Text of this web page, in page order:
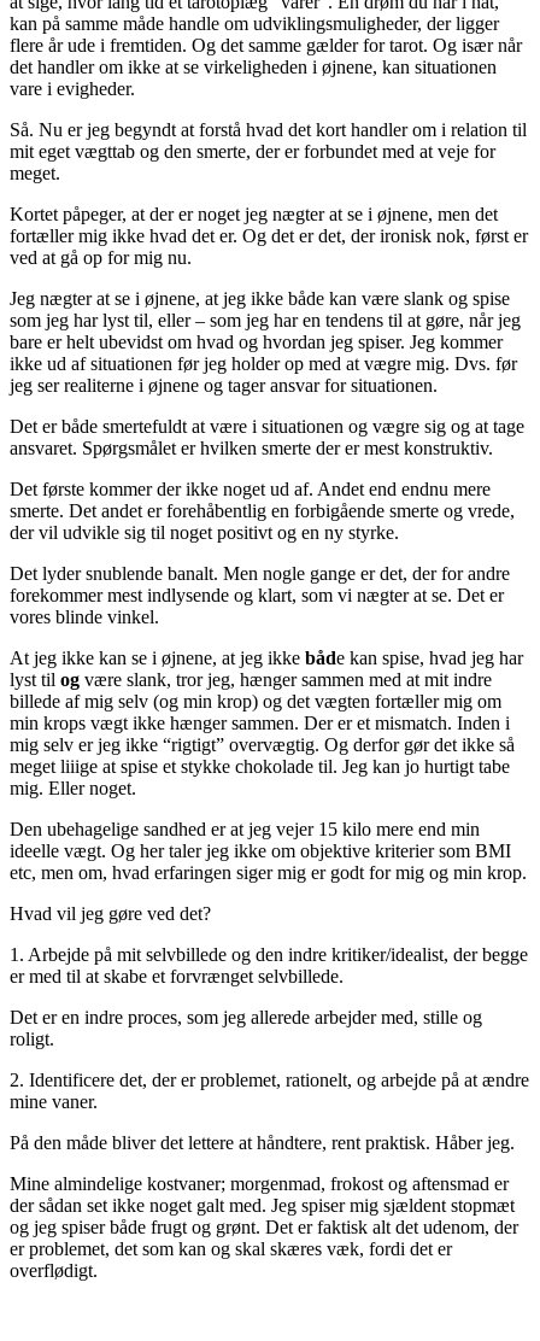
kan på samme måde handle om udviklingsmuligheder, der ligger
flere år ude i fremtiden. Og det samme gælder for tarot. Og især når
det handler om ikke at se virkeligheden i øjnene, kan situationen
vare i evigheder.
Så. Nu er jeg begyndt at forstå hvad det kort handler om i relation til
mit eget vægttab og den smerte, der er forbundet med at veje for
meget.
Kortet påpeger, at der er noget jeg nægter at se i øjnene, men det
fortæller mig ikke hvad det er. Og det er det, der ironisk nok, først er
ved at gå op for mig nu.
Jeg nægter at se i øjnene, at jeg ikke både kan være slank og spise
som jeg har lyst til, eller – som jeg har en tendens til at gøre, når jeg
bare er helt ubevidst om hvad og hvordan jeg spiser. Jeg kommer
ikke ud af situationen før jeg holder op med at vægre mig. Dvs. før
jeg ser realiterne i øjnene og tager ansvar for situationen.
Det er både smertefuldt at være i situationen og vægre sig og at tage
ansvaret. Spørgsmålet er hvilken smerte der er mest konstruktiv.
Det første kommer der ikke noget ud af. Andet end endnu mere
smerte. Det andet er forehåbentlig en forbigående smerte og vrede,
der vil udvikle sig til noget positivt og en ny styrke.
Det lyder snublende banalt. Men nogle gange er det, der for andre
forekommer mest indlysende og klart, som vi nægter at se. Det er
vores blinde vinkel.
At jeg ikke kan se i øjnene, at jeg ikke både kan spise, hvad jeg har
lyst til og være slank, tror jeg, hænger sammen med at mit indre
billede af mig selv (og min krop) og det vægten fortæller mig om
min krops vægt ikke hænger sammen. Der er et mismatch. Inden i
mig selv er jeg ikke “rigtigt” overvægtig. Og derfor gør det ikke så
meget liiige at spise et stykke chokolade til. Jeg kan jo hurtigt tabe
mig. Eller noget.
Den ubehagelige sandhed er at jeg vejer 15 kilo mere end min
ideelle vægt. Og her taler jeg ikke om objektive kriterier som BMI
etc, men om, hvad erfaringen siger mig er godt for mig og min krop.
Hvad vil jeg gøre ved det?
1. Arbejde på mit selvbillede og den indre kritiker/idealist, der begge
er med til at skabe et forvrænget selvbillede.
Det er en indre proces, som jeg allerede arbejder med, stille og
roligt.
2. Identificere det, der er problemet, rationelt, og arbejde på at ændre
mine vaner.
På den måde bliver det lettere at håndtere, rent praktisk. Håber jeg.
Mine almindelige kostvaner; morgenmad, frokost og aftensmad er
der sådan set ikke noget galt med. Jeg spiser mig sjældent stopmæt
og jeg spiser både frugt og grønt. Det er faktisk alt det udenom, der
er problemet, det som kan og skal skæres væk, fordi det er
overflødigt.